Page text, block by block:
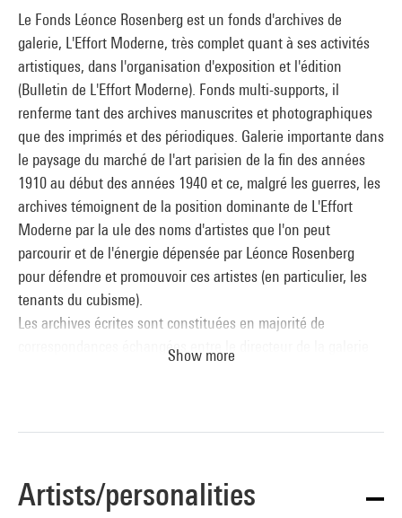
Le Fonds Léonce Rosenberg est un fonds d'archives de
galerie, L'Effort Moderne, très complet quant à ses activités
artistiques, dans l'organisation d'exposition et l'édition
(Bulletin de L'Effort Moderne). Fonds multi-supports, il
renferme tant des archives manuscrites et photographiques
que des imprimés et des périodiques. Galerie importante dans
le paysage du marché de l'art parisien de la fin des années
1910 au début des années 1940 et ce, malgré les guerres, les
archives témoignent de la position dominante de L'Effort
Moderne par la ule des noms d'artistes que l'on peut
parcourir et de l'énergie dépensée par Léonce Rosenberg
pour défendre et promouvoir ces artistes (en particulier, les
tenants du cubisme).
Les archives écrites sont constituées en majorité de
correspondances échangées entre le directeur de la galerie
collaboration d'importance avec des artistes en particulier :
Laurens, Max Jacob, Severini, Auguste Herbin, Juan Gris,
Show more
Artists/personalities